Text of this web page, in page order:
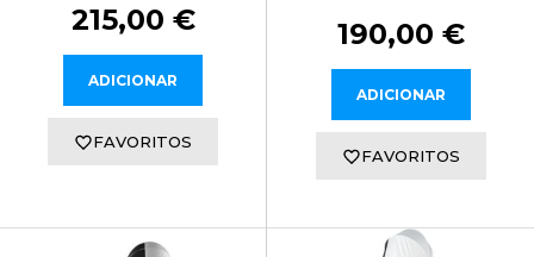
215,00 €
ADICIONAR
FAVORITOS
190,00 €
ADICIONAR
FAVORITOS